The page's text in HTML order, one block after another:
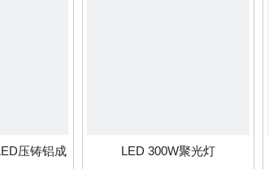
压铸铝成
LED 300W聚光灯